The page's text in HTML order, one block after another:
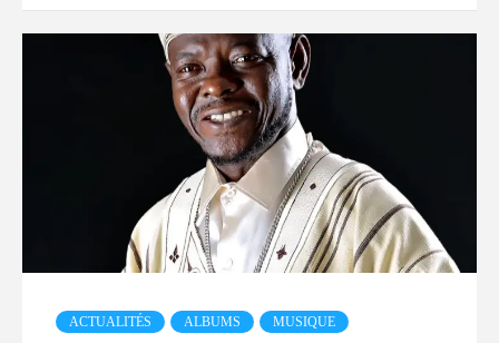
ACTUALITÉS ALBUMS MUSIQUE